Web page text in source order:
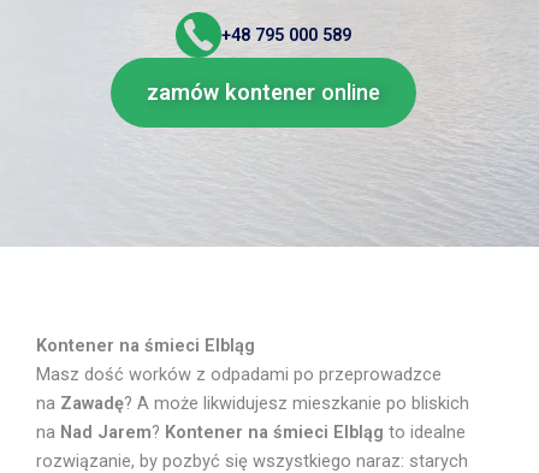
+48 795 000 589
zamów kontener online
Kontener na śmieci Elbląg
Masz dość worków z odpadami po przeprowadzce
na Zawadę? A może likwidujesz mieszkanie po bliskich
na Nad Jarem? Kontener na śmieci Elbląg to idealne
rozwiązanie, by pozbyć się wszystkiego naraz: starych